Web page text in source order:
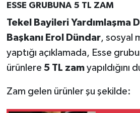
ESSE GRUBUNA 5 TL ZAM
Tekel Bayileri Yardımlaşma
Başkanı Erol Dündar, sosyal
yaptığı açıklamada, Esse
ürünlere 5 TL zamyapıldığını
Zam gelen ürünler şu şekilde: